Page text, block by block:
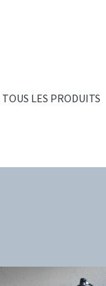
TOUS LES PRODUITS